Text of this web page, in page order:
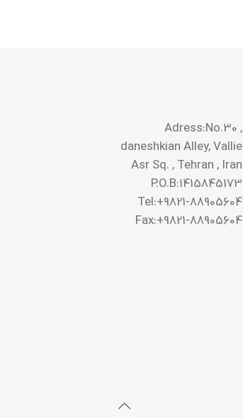
Adress:No.30 ,
daneshkian Alley, Vallie
Asr Sq. , Tehran , Iran
P.O.B:1415845173
Tel:+9821-88905604
Fax:+9821-88905604